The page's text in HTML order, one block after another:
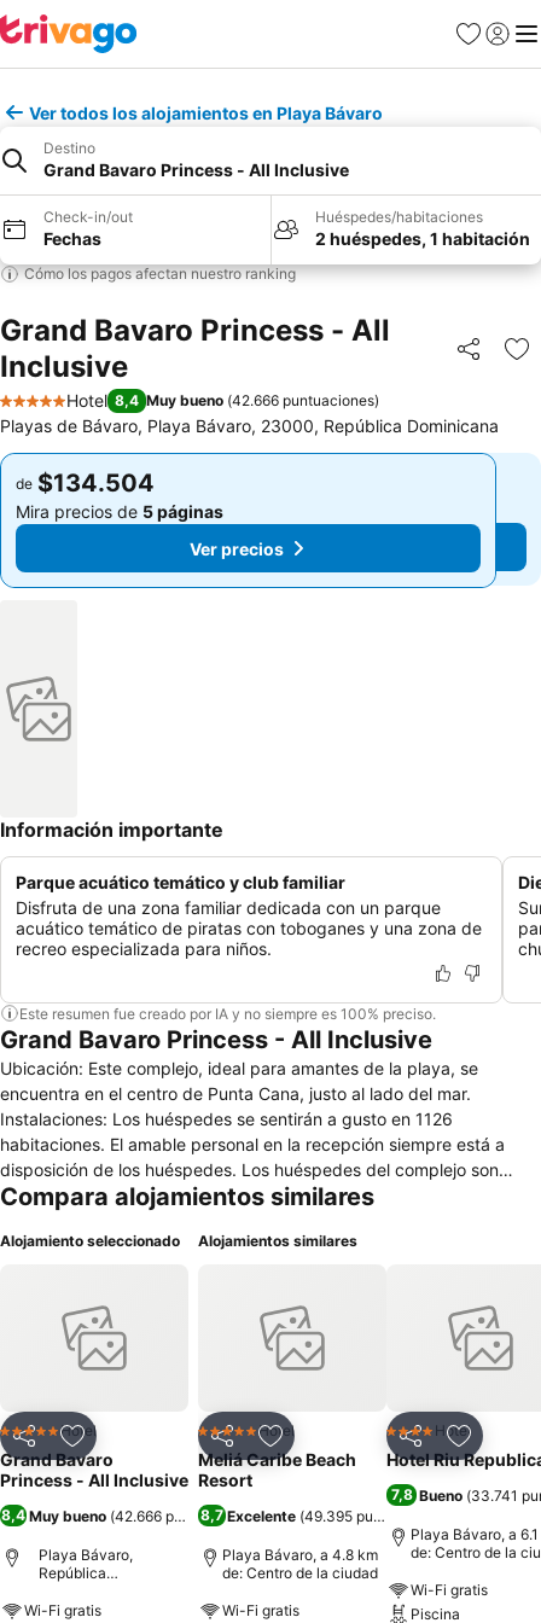
Favoritos
Iniciar
Ver todos los alojamientos en Playa Bávaro
Destino
Grand Bavaro Princess - All Inclusive
Check-in/out
Fechas
Huéspedes/habitaciones
2 huéspedes, 1 habitación
Cómo los pagos afectan nuestro ranking
Grand Bavaro Princess - All
Inclusive
Compartir
5 Estrellas
Hotel 8,4 Muy bueno (42.666 puntuaciones)
Playas de Bávaro, Playa Bávaro, 23000, República Dominicana
de $134.504
Mira precios de 5 páginas
Ver precios
de $134.504
Mira precios de 5 páginas
Ver precios
Información importante
Parque acuático temático y club familiar
Disfruta de una zona familiar dedicada con un parque
acuático temático de piratas con toboganes y una zona de
recreo especializada para niños.
Este resumen fue creado por IA y no siempre es 100% preciso.
Grand Bavaro Princess - All Inclusive
Ubicación: Este complejo, ideal para amantes de la playa, se
encuentra en el centro de Punta Cana, justo al lado del mar.
Instalaciones: Los huéspedes se sentirán a gusto en 1126
habitaciones. El amable personal en la recepción siempre está a
disposición de los huéspedes. Los huéspedes del complejo son
recibidos con una bebida de bienvenida. Hay consigna para
wifi disponible en las zonas comunes (por un cargo extra). Se ofrece
de comodidades aptas para minusválidos. Hay instalaciones
habilitadas para el acceso en silla de ruedas. Además de tienda de
recuerdos, hay otros comercios disponibles. En el recinto del hotel
alojamiento también incluyen una sala de TV y sala de juegos.
Aquellos que viajen con vehículo propio pueden dejarlo en el
aparcamiento del complejo. Los servicios ofrecidos también
incluyen servicio de seguridad 24 horas, servicio de niñera por un
cargo extra, una guardería, servicio de alquiler de coches,
asistencia médica, servicio de traslado, servicio de habitaciones de
pago, servicio despertador, lavandería, peluquería, lavandería a
monedas, servicio de botones, médico en el hotel y servicio de
Compara alojamientos similares
Alojamiento seleccionado
CompartirAgregar a favoritos
5 EstrellasHotel
Grand Bavaro
Princess - All Inclusive
8,4 Muy bueno (42.666 puntuaciones)
Playa Bávaro,
República
Wi-Fi gratis
Alojamientos similares
CompartirAgregar a favoritos
5 EstrellasHotel
Meliá Caribe Beach
Resort
8,7 Excelente (49.395 puntuaciones
Playa Bávaro, a 4.8 km
de: Centro de la ciudad
Wi-Fi gratis
CompartirAgregar
4 EstrellasHotel
Hotel Riu
7,8 Bueno (33.741
Playa Bávaro, a
de: Centro de la
Wi-Fi gratis
Piscina